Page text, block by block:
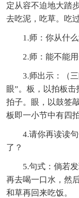
定从容不迫地大踏
去吃泥，吃草。吃
1.师：你从什
2.师：能不能
3.师出示：（
眼”。板，以拍板
拍子。眼，以鼓签
板即一小节中有四
4.请你再读读
了？
5.句式：倘若
再去喝一口水，然
和草再回来吃饭。